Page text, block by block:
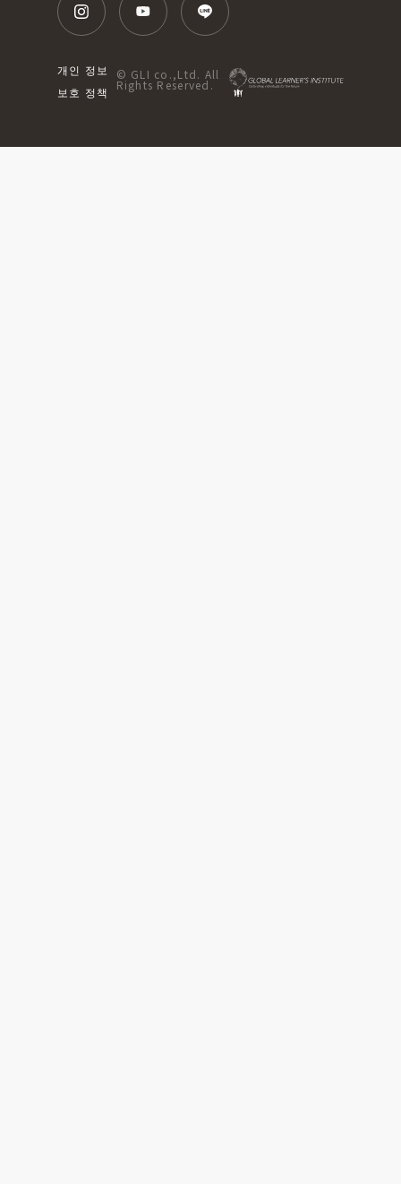
개인 정보
보호 정책
© GLI co.,Ltd. All
Rights Reserved.